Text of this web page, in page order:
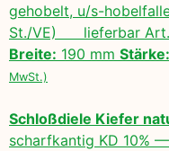
gehobelt, u/s-
St./VE) lieferbar Art.
Breite: 190 mm Stärke:
MwSt.)
Schloßdiele Kiefer
scharfkantig KD